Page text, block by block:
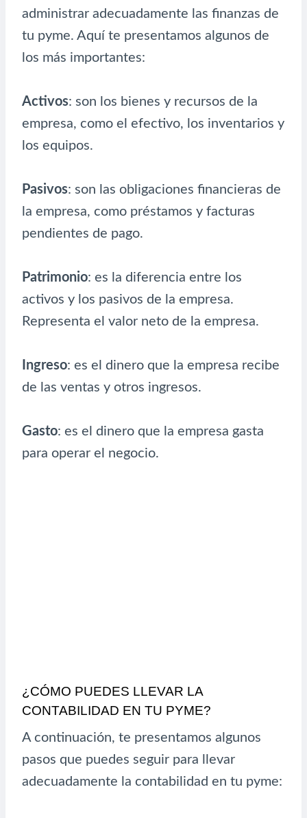
administrar adecuadamente las finanzas de
tu pyme. Aquí te presentamos algunos de
los más importantes:
Activos: son los bienes y recursos de la
empresa, como el efectivo, los inventarios y
los equipos.
Pasivos: son las obligaciones financieras de
la empresa, como préstamos y facturas
pendientes de pago.
Patrimonio: es la diferencia entre los
activos y los pasivos de la empresa.
Representa el valor neto de la empresa.
Ingreso: es el dinero que la empresa recibe
de las ventas y otros ingresos.
Gasto: es el dinero que la empresa gasta
para operar el negocio.
¿CÓMO PUEDES LLEVAR LA
CONTABILIDAD EN TU PYME?
A continuación, te presentamos algunos
pasos que puedes seguir para llevar
adecuadamente la contabilidad en tu pyme: